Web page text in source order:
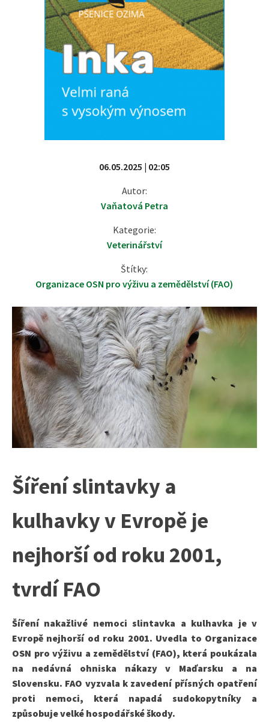
06.05.2025 | 02:05
Autor:
Vaňatová Petra
Kategorie:
Veterinářství
Štítky:
Organizace OSN pro výživu a zemědělství (FAO)
Šíření slintavky a
kulhavky v Evropě je
nejhorší od roku 2001,
tvrdí FAO
Šíření nakažlivé nemoci slintavka a kulhavka je v
Evropě nejhorší od roku 2001. Uvedla to Organizace
OSN pro výživu a zemědělství (FAO), která poukázala
na nedávná ohniska nákazy v Maďarsku a na
Slovensku. FAO vyzvala k zavedení přísných opatření
proti nemoci, která napadá sudokopytníky a
způsobuje velké hospodářské škody.